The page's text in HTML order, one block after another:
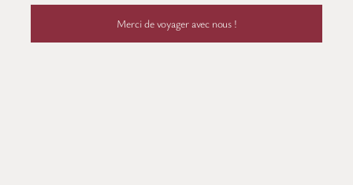
Merci de voyager avec nous !